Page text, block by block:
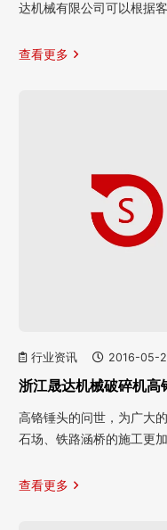
达机械有限公司可以根据
查看更多
行业资讯 2016-05-
浙江晟达机械破碎机高
高铬锤头的问世，为广大
石场、铁路涵桥的施工更
查看更多